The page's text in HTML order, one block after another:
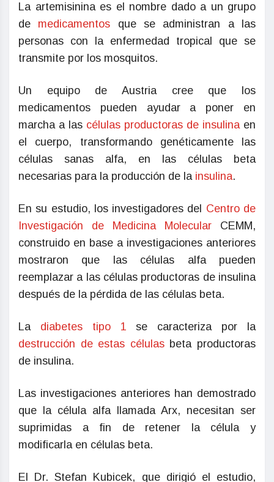
La artemisinina es el nombre dado a un grupo
de medicamentos que se administran a las
personas con la enfermedad tropical que se
transmite por los mosquitos.
Un equipo de Austria cree que los
medicamentos pueden ayudar a poner en
marcha a las células productoras de insulinaen
el cuerpo, transformando genéticamente las
células sanas alfa, en las células beta
necesarias para la producción de la insulina.
En su estudio, los investigadores del Centro de
Investigación de Medicina Molecular CEMM,
construido en base a investigaciones anteriores
mostraron que las células alfa pueden
reemplazar a las células productoras de insulina
después de la pérdida de las células beta.
La diabetes tipo 1 se caracteriza por la
destrucción de estas célulasbeta productoras
de insulina.
Las investigaciones anteriores han demostrado
que la célula alfa llamada Arx, necesitan ser
suprimidas a fin de retener la célula y
modificarla en células beta.
El Dr. Stefan Kubicek, que dirigió el estudio,